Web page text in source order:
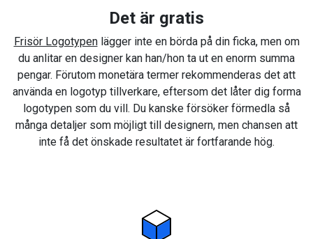
Det är gratis
Frisör Logotypenlägger inte en börda på din ficka, men om
du anlitar en designer kan han/hon ta ut en enorm summa
pengar. Förutom monetära termer rekommenderas det att
använda en logotyp tillverkare, eftersom det låter dig forma
logotypen som du vill. Du kanske försöker förmedla så
många detaljer som möjligt till designern, men chansen att
inte få det önskade resultatet är fortfarande hög.